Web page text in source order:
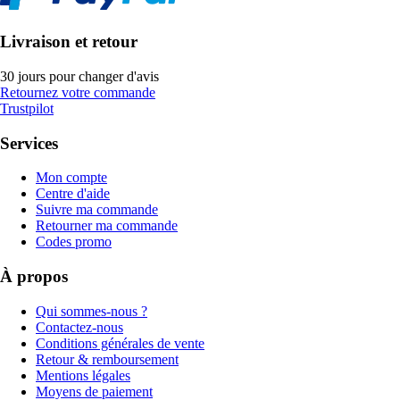
Livraison et retour
30 jours pour changer d'avis
Retournez votre commande
Trustpilot
Services
Mon compte
Centre d'aide
Suivre ma commande
Retourner ma commande
Codes promo
À propos
Qui sommes-nous ?
Contactez-nous
Conditions générales de vente
Retour & remboursement
Mentions légales
Moyens de paiement